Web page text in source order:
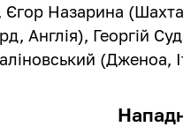
Єгор Назарина
Англія), Георгій
(Дженоа,